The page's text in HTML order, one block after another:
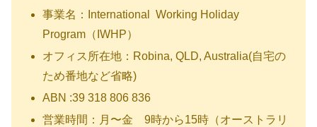
事業名：International Working Holiday
Program（IWHP）
オフィス所在地：Robina, QLD, Australia(自宅の
ため番地など省略)
ABN :39 318 806 836
営業時間：月〜金 9時から15時（オーストラリ